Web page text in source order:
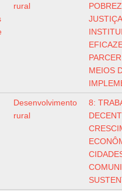
rural
MEIOS
Desenvolvimento
rural
8: